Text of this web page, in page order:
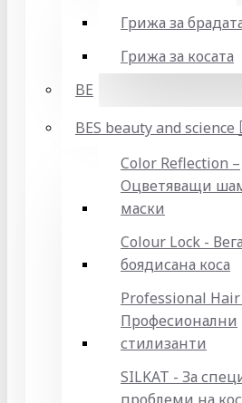
Грижа за
Грижа за косата
BE
BES beauty and science
Color Reflection –
Оцветяващи
маски
Colour Lock -
боядисана коса
Professional
Професионални
стилизанти
SILKAT - За